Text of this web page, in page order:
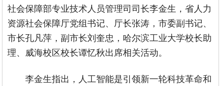
社会保障部专业技术人员管理司司长李金生，省人力
资源社会保障厅党组书记、厅长张涛，市委副书记、
市长孔凡萍，副市长刘奎忠，哈尔滨工业大学校长助
理、威海校区校长谭忆秋出席相关活动。
李金生指出，人工智能是引领新一轮科技革命和